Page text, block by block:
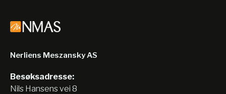
Nerliens Meszansky AS
Besøksadresse:
Nils Hansens vei 8